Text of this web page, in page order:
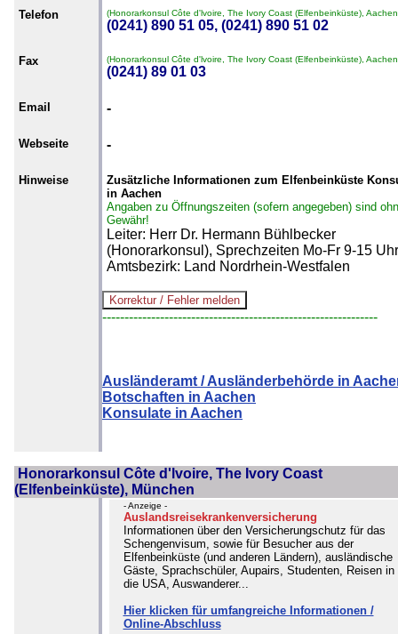
Telefon (Honorarkonsul Côte d'lvoire, The Ivory Coast (Elfenbeinküste),
(0241) 890 51 05, (0241) 890 51 02
Fax (Honorarkonsul Côte d'lvoire, The Ivory Coast (Elfenbeinküste),
(0241) 89 01 03
Email -
Webseite -
Hinweise
Zusätzliche Informationen zum Elfenbeinküste
in Aachen
Angaben zu Öffnungszeiten (sofern angegeben) sind
Gewähr!
Leiter: Herr Dr. Hermann Bühlbecker
(Honorarkonsul), Sprechzeiten Mo-Fr 9-15
Amtsbezirk: Land Nordrhein-Westfalen
--------------------------------------------------------------
Ausländeramt / Ausländerbehörde in
Botschaften in Aachen
Konsulate in Aachen
Honorarkonsul Côte d'lvoire, The Ivory Coast
(Elfenbeinküste), München
- Anzeige -
Auslandsreisekrankenversicherung
Informationen über den Versicherungschutz für das
Schengenvisum, sowie für Besucher aus der
Elfenbeinküste (und anderen Ländern), ausländische
Gäste, Sprachschüler, Aupairs, Studenten, Reisen in
die USA, Auswanderer...
Hier klicken für umfangreiche Informationen /
Online-Abschluss